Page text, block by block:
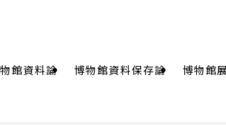
館資料論 博物館資料保存論 博物館